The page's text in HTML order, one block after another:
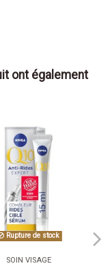
ont également
Rupture de stock
SOIN VISAGE